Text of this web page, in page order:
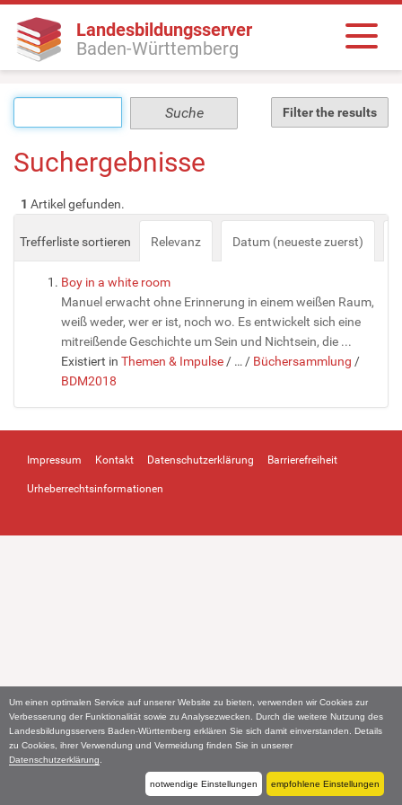
Um einen optimalen Service auf unserer Website zu bieten, verwenden wir Cookies zur
Verbesserung der Funktionalität sowie zu Analysezwecken. Durch die weitere Nutzung des
Landesbildungsservers Baden-Württemberg erklären Sie sich damit einverstanden. Details
zu Cookies, ihrer Verwendung und Vermeidung finden Sie in unserer
Datenschutzerklärung
notwendige Einstellungen empfohlene Einstellungen
Landesbildungsserver
Baden-Württemberg
Filter the results
Suchergebnisse
1 Artikel gefunden.
Trefferliste sortieren Relevanz Datum (neueste zuerst)
Boy in a white room
Manuel erwacht ohne Erinnerung in einem weißen Raum,
weiß weder, wer er ist, noch wo. Es entwickelt sich eine
mitreißende Geschichte um Sein und Nichtsein, die ...
Existiert in Themen & Impulse / … / Büchersammlung /
BDM2018
Impressum Kontakt Datenschutzerklärung Barrierefreiheit
Urheberrechtsinformationen